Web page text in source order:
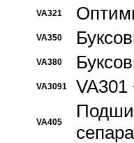
VA321
VA350
VA380
VA3091 VA301
VA405